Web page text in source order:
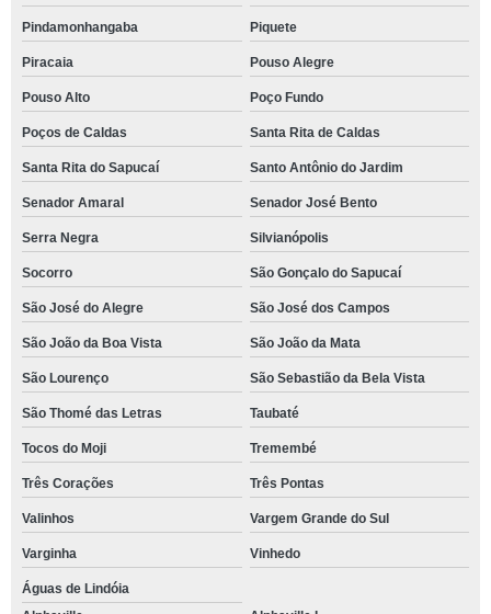
Pindamonhangaba Piquete
Piracaia Pouso Alegre
Pouso Alto Poço Fundo
Poços de Caldas Santa Rita de Caldas
Santa Rita do Sapucaí Santo Antônio do Jardim
Senador Amaral Senador José Bento
Serra Negra Silvianópolis
Socorro São Gonçalo do Sapucaí
São José do Alegre São José dos Campos
São João da Boa Vista São João da Mata
São Lourenço São Sebastião da Bela Vista
São Thomé das Letras Taubaté
Tocos do Moji Tremembé
Três Corações Três Pontas
Valinhos Vargem Grande do Sul
Varginha Vinhedo
Águas de Lindóia